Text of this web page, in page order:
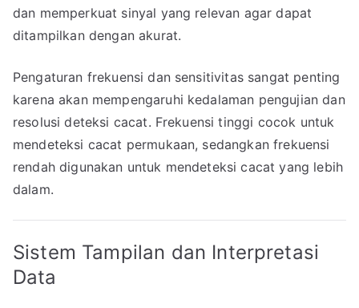
dan memperkuat sinyal yang relevan agar dapat
ditampilkan dengan akurat.
Pengaturan frekuensi dan sensitivitas sangat penting
karena akan mempengaruhi kedalaman pengujian dan
resolusi deteksi cacat. Frekuensi tinggi cocok untuk
mendeteksi cacat permukaan, sedangkan frekuensi
rendah digunakan untuk mendeteksi cacat yang lebih
dalam.
Sistem Tampilan dan Interpretasi
Data